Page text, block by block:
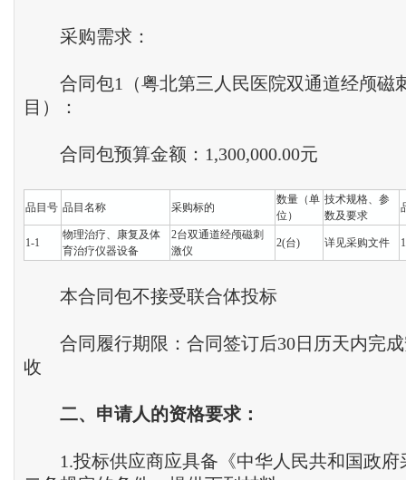
采购需求：
合同包1（粤北第三人民医院双通道经颅磁
目）：
合同包预算金额：1,300,000.00元
品目号 品目名称 采购标的
数量（单
位）
技术规格、参
数及要求
1-1
物理治疗、康复及体
育治疗仪器设备
2台双通道经颅磁刺
激仪
2(台) 详见采购文件
本合同包不接受联合体投标
合同履行期限：合同签订后30日历天内完成
收
二、 申请人的资格要求 ：
1.投标供应商应具备《中华人民共和国政府